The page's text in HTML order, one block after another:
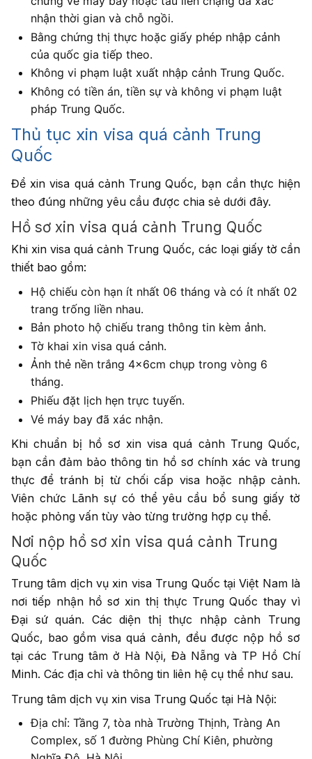
nhận thời gian và chỗ ngồi.
Bằng chứng thị thực hoặc giấy phép nhập cảnh
của quốc gia tiếp theo.
Không vi phạm luật xuất nhập cảnh Trung Quốc.
Không có tiền án, tiền sự và không vi phạm luật
pháp Trung Quốc.
Thủ tục xin visa quá cảnh Trung
Quốc
Để xin visa quá cảnh Trung Quốc, bạn cần thực hiện
theo đúng những yêu cầu được chia sẻ dưới đây.
Hồ sơ xin visa quá cảnh Trung Quốc
Khi xin visa quá cảnh Trung Quốc, các loại giấy tờ cần
thiết bao gồm:
Hộ chiếu còn hạn ít nhất 06 tháng và có ít nhất 02
trang trống liền nhau.
Bản photo hộ chiếu trang thông tin kèm ảnh.
Tờ khai xin visa quá cảnh.
Ảnh thẻ nền trắng 4x6cm chụp trong vòng 6
tháng.
Phiếu đặt lịch hẹn trực tuyến.
Vé máy bay đã xác nhận.
Khi chuẩn bị hồ sơ xin visa quá cảnh Trung Quốc,
bạn cần đảm bảo thông tin hồ sơ chính xác và trung
thực để tránh bị từ chối cấp visa hoặc nhập cảnh.
Viên chức Lãnh sự có thể yêu cầu bổ sung giấy tờ
hoặc phỏng vấn tùy vào từng trường hợp cụ thể.
Nơi nộp hồ sơ xin visa quá cảnh Trung
Quốc
Trung tâm dịch vụ xin visa Trung Quốc tại Việt Nam là
nơi tiếp nhận hồ sơ xin thị thực Trung Quốc thay vì
Đại sứ quán. Các diện thị thực nhập cảnh Trung
Quốc, bao gồm visa quá cảnh, đều được nộp hồ sơ
tại các Trung tâm ở Hà Nội, Đà Nẵng và TP Hồ Chí
Minh. Các địa chỉ và thông tin liên hệ cụ thể như sau.
Trung tâm dịch vụ xin visa Trung Quốc tại Hà Nội:
Địa chỉ: Tầng 7, tòa nhà Trường Thịnh, Tràng An
Complex, số 1 đường Phùng Chí Kiên, phường